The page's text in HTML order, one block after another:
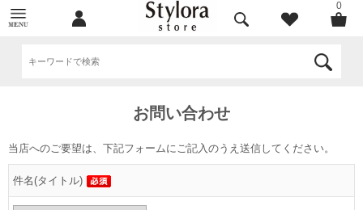
0
お問い合わせ
当店へのご要望は、下記フォームにご記入のうえ送信してください。
件名(タイトル)